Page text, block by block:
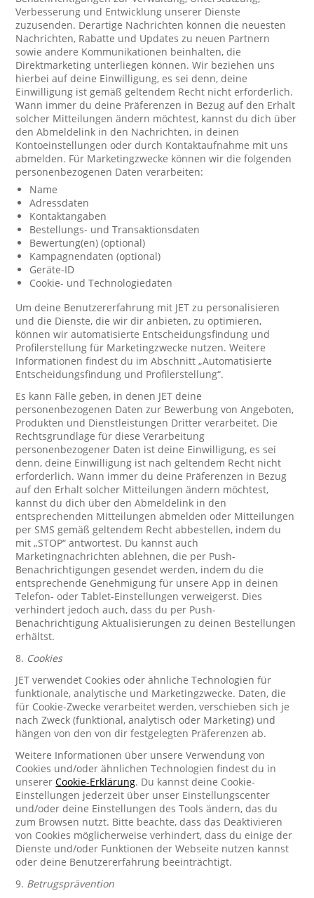
Verbesserung und Entwicklung unserer Dienste
zuzusenden. Derartige Nachrichten können die neuesten
Nachrichten, Rabatte und Updates zu neuen Partnern
sowie andere Kommunikationen beinhalten, die
Direktmarketing unterliegen können. Wir beziehen uns
hierbei auf deine Einwilligung, es sei denn, deine
Einwilligung ist gemäß geltendem Recht nicht erforderlich.
Wann immer du deine Präferenzen in Bezug auf den Erhalt
solcher Mitteilungen ändern möchtest, kannst du dich über
den Abmeldelink in den Nachrichten, in deinen
Kontoeinstellungen oder durch Kontaktaufnahme mit uns
abmelden. Für Marketingzwecke können wir die folgenden
personenbezogenen Daten verarbeiten:
Name
Adressdaten
Kontaktangaben
Bestellungs- und Transaktionsdaten
Bewertung(en) (optional)
Kampagnendaten (optional)
Geräte-ID
Cookie- und Technologiedaten
Um deine Benutzererfahrung mit JET zu personalisieren
und die Dienste, die wir dir anbieten, zu optimieren,
können wir automatisierte Entscheidungsfindung und
Profilerstellung für Marketingzwecke nutzen. Weitere
Informationen findest du im Abschnitt „Automatisierte
Entscheidungsfindung und Profilerstellung“.
Es kann Fälle geben, in denen JET deine
personenbezogenen Daten zur Bewerbung von Angeboten,
Produkten und Dienstleistungen Dritter verarbeitet. Die
Rechtsgrundlage für diese Verarbeitung
personenbezogener Daten ist deine Einwilligung, es sei
denn, deine Einwilligung ist nach geltendem Recht nicht
erforderlich. Wann immer du deine Präferenzen in Bezug
auf den Erhalt solcher Mitteilungen ändern möchtest,
kannst du dich über den Abmeldelink in den
entsprechenden Mitteilungen abmelden oder Mitteilungen
per SMS gemäß geltendem Recht abbestellen, indem du
mit „STOP“ antwortest. Du kannst auch
Marketingnachrichten ablehnen, die per Push-
Benachrichtigungen gesendet werden, indem du die
entsprechende Genehmigung für unsere App in deinen
Telefon- oder Tablet-Einstellungen verweigerst. Dies
verhindert jedoch auch, dass du per Push-
Benachrichtigung Aktualisierungen zu deinen Bestellungen
erhältst.
8. Cookies
JET verwendet Cookies oder ähnliche Technologien für
funktionale, analytische und Marketingzwecke. Daten, die
für Cookie-Zwecke verarbeitet werden, verschieben sich je
nach Zweck (funktional, analytisch oder Marketing) und
hängen von den von dir festgelegten Präferenzen ab.
Weitere Informationen über unsere Verwendung von
Cookies und/oder ähnlichen Technologien findest du in
unsererCookie-Erklärung. Du kannst deine Cookie-
Einstellungen jederzeit über unser Einstellungscenter
und/oder deine Einstellungen des Tools ändern, das du
zum Browsen nutzt. Bitte beachte, dass das Deaktivieren
von Cookies möglicherweise verhindert, dass du einige der
Dienste und/oder Funktionen der Webseite nutzen kannst
oder deine Benutzererfahrung beeinträchtigt.
9. Betrugsprävention